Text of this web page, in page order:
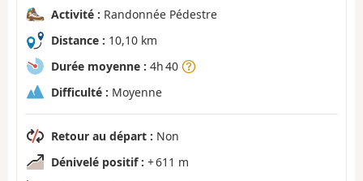
Activité : Randonnée Pédestre
Distance : 10,10 km
Durée moyenne : 4h 40
Difficulté : Moyenne
Retour au départ : Non
Dénivelé positif : + 611 m